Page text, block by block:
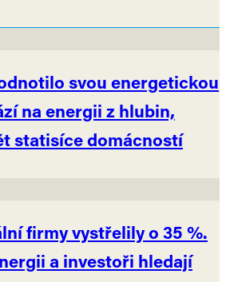
svou energetickou
na energii z hlubin,
statisíce domácností
firmy vystřelily o 35 %.
a investoři hledají